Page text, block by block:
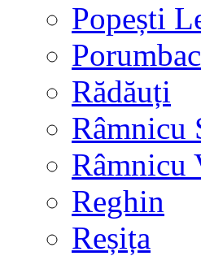
Popești
Rădăuți
Râmnicu
Râmnicu
Reghin
Reșița